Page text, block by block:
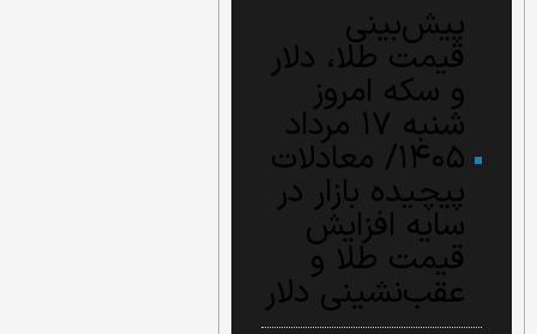
پیش‌بینی
قیمت طلا، دلار
و سکه امروز
شنبه ۱۷ مرداد
۱۴۰۵/ معادلات
پیچیده بازار در
سایه افزایش
قیمت طلا و
عقب‌نشینی دلار